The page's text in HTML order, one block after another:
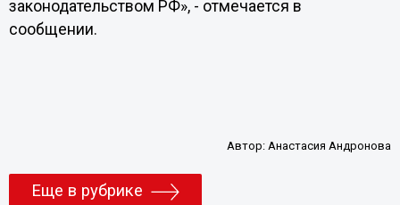
законодательством РФ», - отмечается в
сообщении.
Автор: Анастасия Андронова
Еще в рубрике